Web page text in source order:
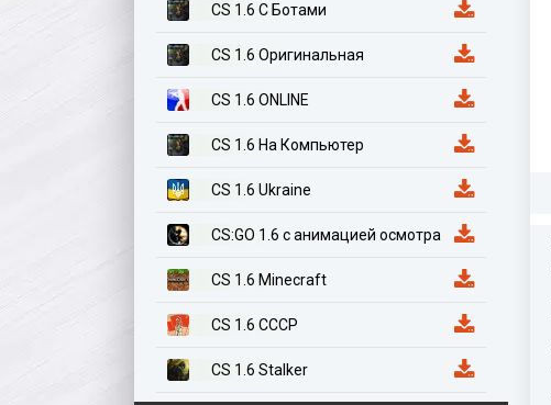
CS 1.6 С Ботами
CS 1.6 Оригинальная
CS 1.6 ONLINE
CS 1.6 На Компьютер
CS 1.6 Ukraine
CS:GO 1.6 с анимацией осмотра
CS 1.6 Minecraft
CS 1.6 СССР
CS 1.6 Stalker